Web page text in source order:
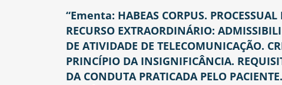
“Ementa: HABEAS CORPUS.
RECURSO EXTRAORDINÁRIO:
DE ATIVIDADE DE TELECOMUNICAÇÃO.
PRINCÍPIO DA INSIGNIFICÂNCIA.
DA CONDUTA PRATICADA PELO